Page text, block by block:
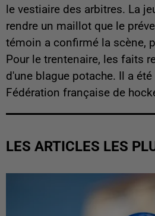
le vestiaire des arbitres. La
rendre un maillot que le
témoin a confirmé la scène,
Pour le trentenaire, les faits
d'une blague potache. Il a
Fédération française de
LES ARTICLES LES